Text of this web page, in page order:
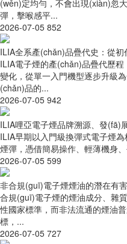
(wěn)定均勻，不會出現(xiàn)忽
彈，擊喉感平...
2026-07-05 852
ILIA全系產(chǎn)品疊代史：從
ILIA電子煙的產(chǎn)品疊代歷
變化，從單一入門機型逐步升級
(chǎn)品的...
2026-07-05 942
ILIA哩亞電子煙品牌溯源、發(fā)
ILIA早期以入門級換彈式電子煙
煙彈，憑借簡易操作、輕薄機身
2026-07-05 599
非合規(guī)電子煙煙油的潛在有
合規(guī)電子煙的煙油成分、雜
性國家標準，而非法流通的煙油
標，...
2026-07-05 727